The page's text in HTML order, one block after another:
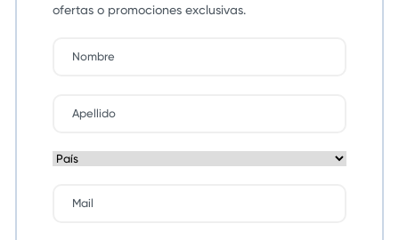
ofertas o promociones exclusivas.